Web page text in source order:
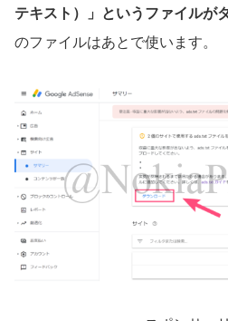
テキスト）」というファイルが
のファイルはあとで使います。